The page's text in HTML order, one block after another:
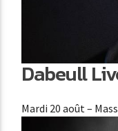
Dabeull
Mardi 20 août –